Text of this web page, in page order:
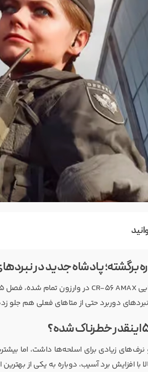
دوربرد حتی از متاهای فعلی هم جلو
با افزایش برد آسیب، دوباره به یکی از